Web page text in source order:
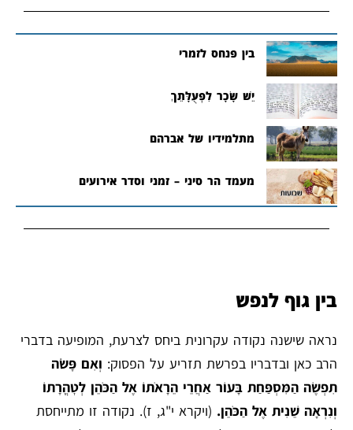
בין פנחס לזמרי
יֵשׁ שָׂכָר לִפְעֻלָּתֵךְ
מתלמידיו של אברהם
מעמד הר סיני – זמני וסדר אירועים
בין גוף לנפש
נראה שישנה נקודה עקרונית ביחס לצרעת, המופיעה בדברי
הרב כאן ובדבריו בפרשת תזריע על הפסוק: וְאִם פָּשֹׂה
תִפְשֶׂה הַמִּסְפַּחַת בָּעוֹר אַחֲרֵי הֵרָאֹתוֹ אֶל הַכֹּהֵן לְטׇהֳרָתוֹ
וְנִרְאָה שֵׁנִית אֶל הַכֹּהֵן. (ויקרא י"ג, ז). נקודה זו מתייחסת